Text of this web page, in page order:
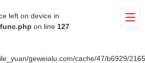
left on device in
on line 127
geweialu.com/cache/47/b6929/